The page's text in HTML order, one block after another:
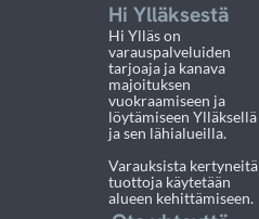
Hi Ylläksestä
Hi Ylläs on
varauspalveluiden
tarjoaja ja kanava
majoituksen
vuokraamiseen ja
löytämiseen Ylläksellä
ja sen lähialueilla.
Varauksista kertyneitä
tuottoja käytetään
alueen kehittämiseen.